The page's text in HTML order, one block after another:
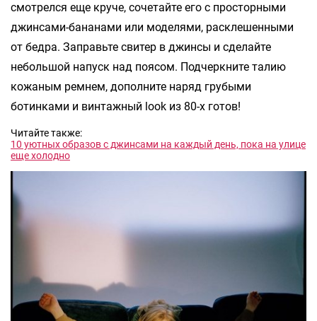
смотрелся еще круче, сочетайте его с просторными
джинсами-бананами или моделями, расклешенными
от бедра. Заправьте свитер в джинсы и сделайте
небольшой напуск над поясом. Подчеркните талию
кожаным ремнем, дополните наряд грубыми
ботинками и винтажный look из 80-х готов!
Читайте также:
10 уютных образов с джинсами на каждый день, пока на улице
еще холодно